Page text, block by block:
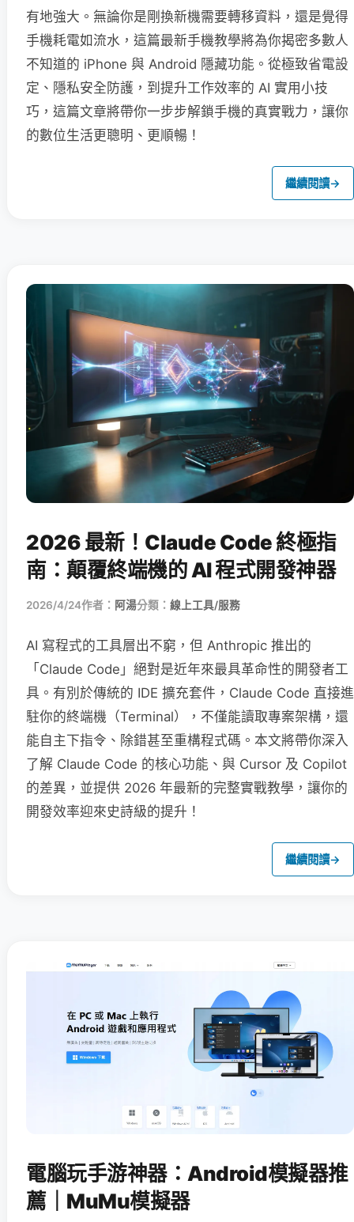
有地強大。無論你是剛換新機需要轉移資料，還是覺得
手機耗電如流水，這篇最新手機教學將為你揭密多數人
不知道的 iPhone 與 Android 隱藏功能。從極致省電設
定、隱私安全防護，到提升工作效率的 AI 實用小技
巧，這篇文章將帶你一步步解鎖手機的真實戰力，讓你
的數位生活更聰明、更順暢！
繼續閱讀→
2026 最新！Claude Code 終極指
南：顛覆終端機的 AI 程式開發神器
2026/4/24作者： 阿湯分類： 線上工具/服務
AI 寫程式的工具層出不窮，但 Anthropic 推出的
「Claude Code」絕對是近年來最具革命性的開發者工
具。有別於傳統的 IDE 擴充套件，Claude Code 直接進
駐你的終端機（Terminal），不僅能讀取專案架構，還
能自主下指令、除錯甚至重構程式碼。本文將帶你深入
了解 Claude Code 的核心功能、與 Cursor 及 Copilot
的差異，並提供 2026 年最新的完整實戰教學，讓你的
開發效率迎來史詩級的提升！
繼續閱讀→
電腦玩手游神器：Android模擬器推
薦｜MuMu模擬器